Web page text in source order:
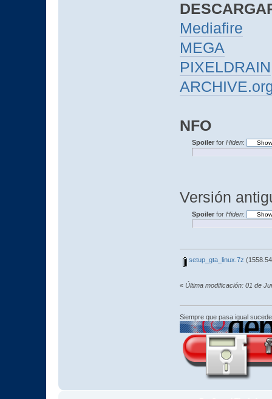
Mediafire
MEGA
PIXELDRAIN
NFO
Spoilerfor Hiden:
Versión
Spoilerfor Hiden:
setup_gta_linux.7z
« Última modificación: 01 de
Siempre que pasa igual